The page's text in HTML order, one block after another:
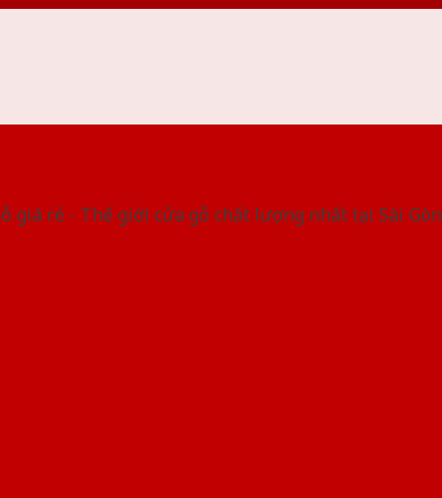
giá rẻ - Thế giới cửa gỗ chất lượng nhất tại Sài Gòn